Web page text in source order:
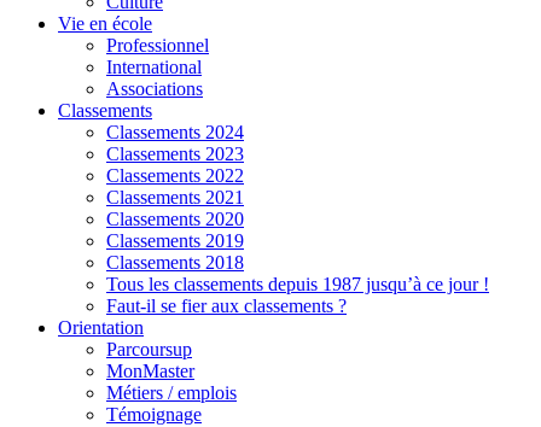
Vie en école
Professionnel
International
Associations
Classements
Classements 2024
Classements 2023
Classements 2022
Classements 2021
Classements 2020
Classements 2019
Classements 2018
Tous les classements depuis 1987 jusqu’à ce jour !
Faut-il se fier aux classements ?
Orientation
Parcoursup
MonMaster
Métiers / emplois
Témoignage